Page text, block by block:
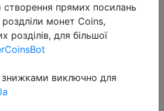
прямих посилань
монет Coins,
розділів, для більшої
знижками виключно для